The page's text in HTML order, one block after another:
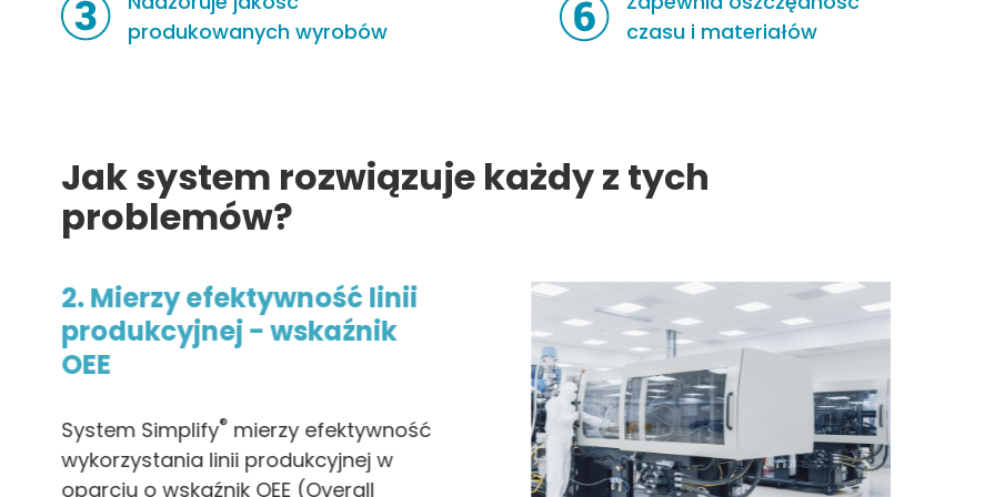
produkowanych wyrobów
czasu i materiałów
Jak system rozwiązuje każdy z tych
problemów?
2. Mierzy efektywność linii
produkcyjnej - wskaźnik
OEE
System Simplify® mierzy efektywność
wykorzystania linii produkcyjnej w
oparciu o wskaźnik OEE (Overall